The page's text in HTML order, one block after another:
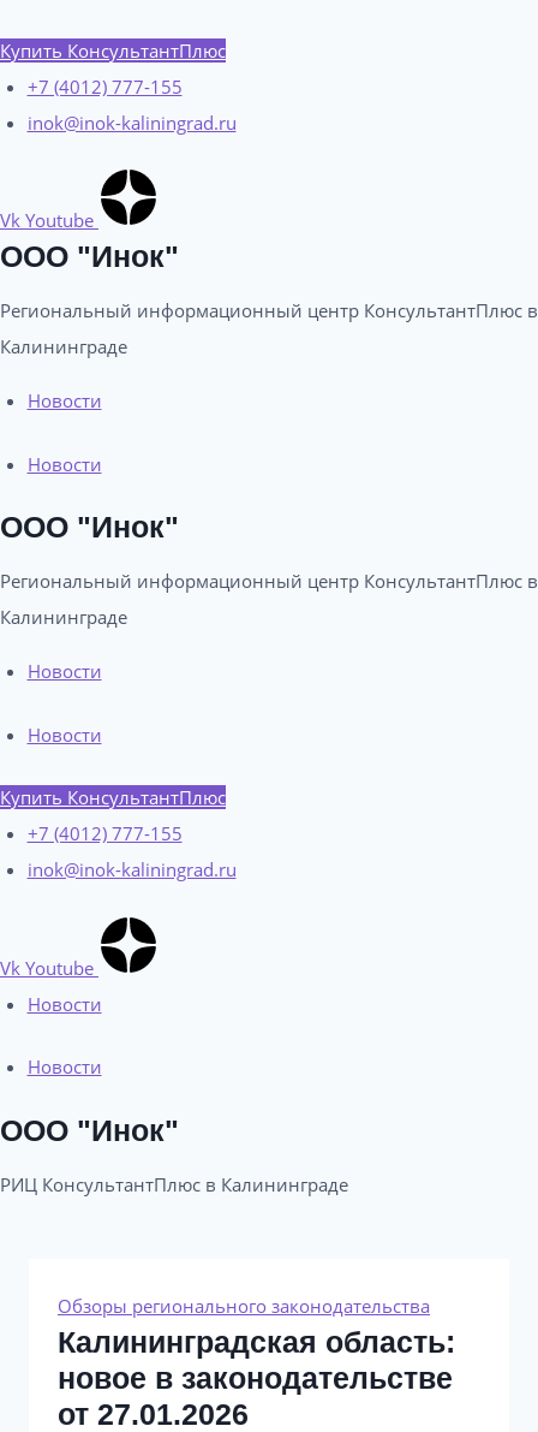
Купить КонсультантПлюс
+7 (4012) 777-155
inok@inok-kaliningrad.ru
Vk Youtube
ООО "Инок"
Региональный информационный центр КонсультантПлюс в
Калининграде​
Новости
Новости
ООО "Инок"
Региональный информационный центр КонсультантПлюс в
Калининграде​
Новости
Новости
Купить КонсультантПлюс
+7 (4012) 777-155
inok@inok-kaliningrad.ru
Vk Youtube
Новости
Новости
ООО "Инок"
РИЦ КонсультантПлюс в Калининграде​
Обзоры регионального законодательства
Калининградская область:
новое в законодательстве
от 27.01.2026